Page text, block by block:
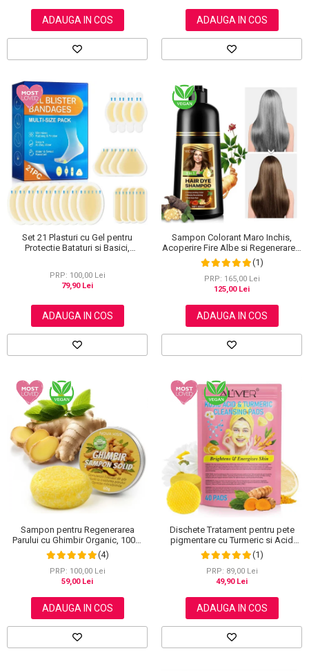
ADAUGA IN COS ADAUGA IN COS
Set 21 Plasturi cu Gel pentru
Protectie Bataturi si Basici,
PRP: 100,00 Lei
79,90 Lei
ADAUGA IN COS
Sampon Colorant Maro Inchis,
Acoperire Fire Albe si Regenerare 3
in 1, #5 Dark Coffee, 500 ml
(1)
PRP: 165,00 Lei
125,00 Lei
ADAUGA IN COS
Sampon pentru Regenerarea
Parului cu Ghimbir Organic, 100%
Natural, 60 g(4)
PRP: 100,00 Lei
59,00 Lei
ADAUGA IN COS
Dischete Tratament pentru pete
pigmentare cu Turmeric si Acid
kojic, Curatare in profunzime,
Aliver, 40 bucati
(1)
PRP: 89,00 Lei
49,90 Lei
ADAUGA IN COS